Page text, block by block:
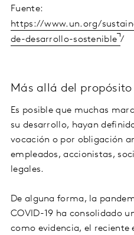
Fuente:
https://www.un.org/
de-desarrollo-sostenible /
Más allá del
Es posible que muchas
su desarrollo, hayan
vocación o por obligación
empleados, accionistas,
legales.
De alguna forma, la
COVID-19 ha consolidado
como evidencia, el reciente